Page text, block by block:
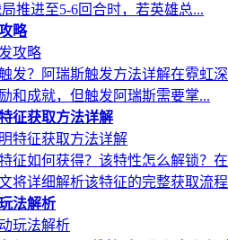
推进至5-6回合时，若英雄总...
略
发？阿瑞斯触发方法详解在霓虹
和成就，但触发阿瑞斯需要掌...
征获取方法详解
征如何获得？该特性怎么解锁？
将详细解析该特征的完整获取流
法解析